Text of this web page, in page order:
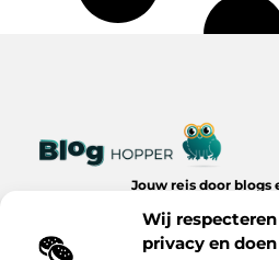
Wij
privacy en
Jouw reis door blogs
dagelijks leven op